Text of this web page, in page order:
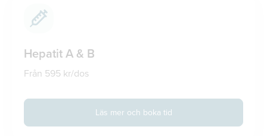
Hepatit A & B
Från 595 kr/dos
Läs mer och boka tid